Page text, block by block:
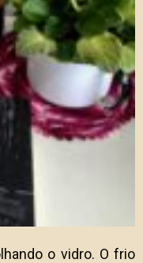
o vidro. O frio